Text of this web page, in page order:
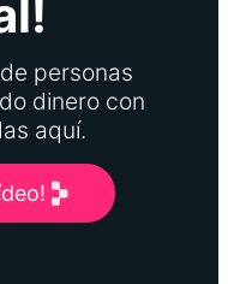
personas
dinero con
aquí.